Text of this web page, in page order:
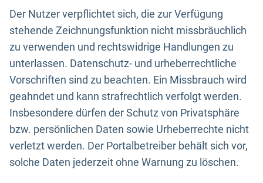
Der Nutzer verpflichtet sich, die zur Verfügung
stehende Zeichnungsfunktion nicht missbräuchlich
zu verwenden und rechtswidrige Handlungen zu
unterlassen. Datenschutz- und urheberrechtliche
Vorschriften sind zu beachten. Ein Missbrauch wird
geahndet und kann strafrechtlich verfolgt werden.
Insbesondere dürfen der Schutz von Privatsphäre
bzw. persönlichen Daten sowie Urheberrechte nicht
verletzt werden. Der Portalbetreiber behält sich vor,
solche Daten jederzeit ohne Warnung zu löschen.